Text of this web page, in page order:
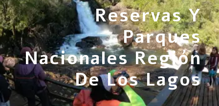
Reservas Y
Parques
Nacionales Región
De Los Lagos